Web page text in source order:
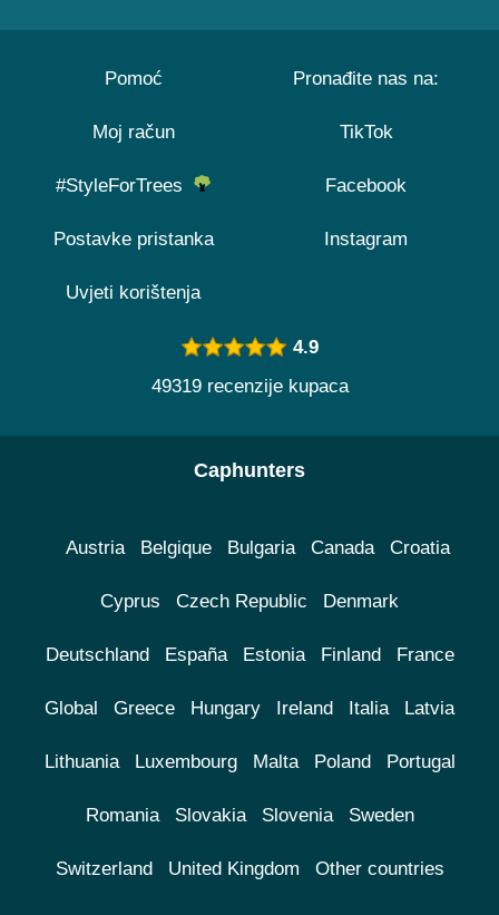
Pomoć
Moj račun
#StyleForTrees
Postavke pristanka
Uvjeti korištenja
Pronađite nas na:
TikTok
Facebook
Instagram
4.9
49319 recenzije kupaca
Caphunters
Austria Belgique Bulgaria Canada Croatia
Cyprus Czech Republic Denmark
Deutschland España Estonia Finland France
Global Greece Hungary Ireland Italia Latvia
Lithuania Luxembourg Malta Poland Portugal
Romania Slovakia Slovenia Sweden
Switzerland United Kingdom Other countries